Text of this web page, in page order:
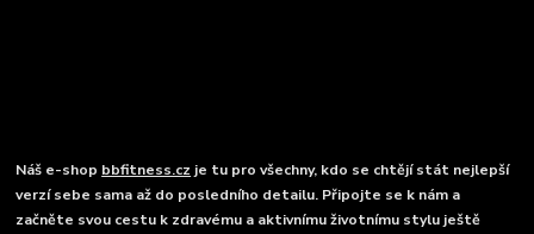
Náš e-shop bbfitness.cz je tu pro všechny, kdo se chtějí stát nejlepší
verzí sebe sama až do posledního detailu. Připojte se k nám a
začněte svou cestu k zdravému a aktivnímu životnímu stylu ještě